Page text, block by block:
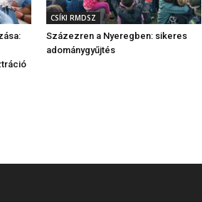
CSÍKI RMDSZ
Százezren a Nyeregben: sikeres
adománygyűjtés